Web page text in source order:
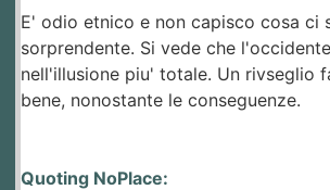
E' odio etnico e non capisco cosa ci
sorprendente. Si vede che
nell'illusione piu' totale. Un rivseglio
bene, nonostante le conseguenze.
Quoting NoPlace: